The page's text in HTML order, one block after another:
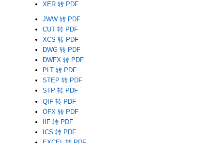
XER 转 PDF
JWW 转 PDF
CUT 转 PDF
XCS 转 PDF
DWG 转 PDF
DWFX 转 PDF
PLT 转 PDF
STEP 转 PDF
STP 转 PDF
QIF 转 PDF
OFX 转 PDF
IIF 转 PDF
ICS 转 PDF